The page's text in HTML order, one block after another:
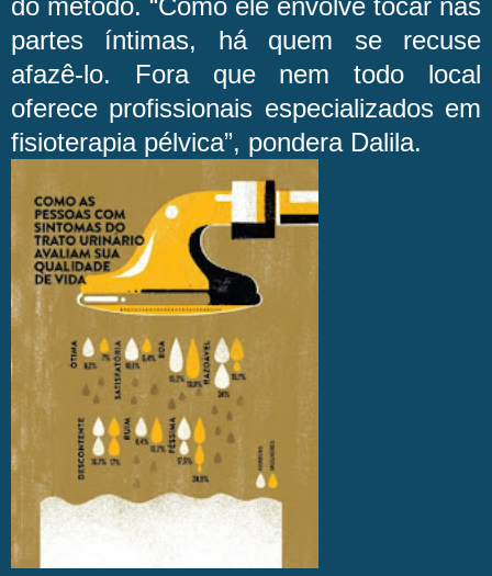
partes íntimas, há quem se recuse
afazê-lo. Fora que nem todo local
oferece profissionais especializados em
fisioterapia pélvica”, pondera Dalila.